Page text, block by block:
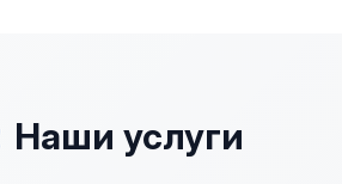
Наши услуги